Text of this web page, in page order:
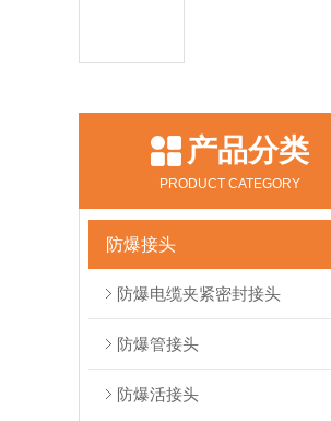
产品分类
PRODUCT CATEGORY
防爆接头
防爆电缆夹紧密封接头
防爆管接头
防爆活接头